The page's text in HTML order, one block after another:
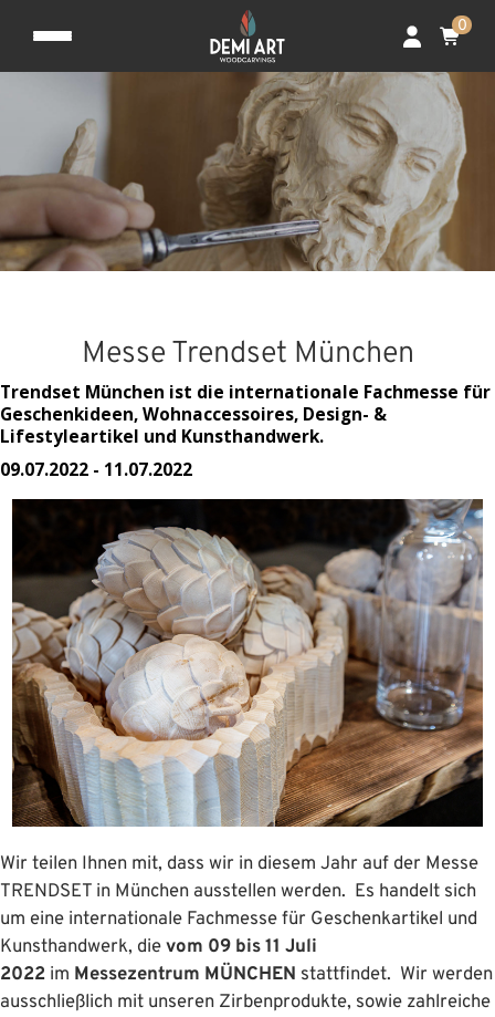
0
Messe Trendset München
Trendset München ist die internationale Fachmesse für
Geschenkideen, Wohnaccessoires, Design- &
Lifestyleartikel und Kunsthandwerk.
09.07.2022 - 11.07.2022
Wir teilen Ihnen mit, dass wir in diesem Jahr auf der Messe
TRENDSET in München ausstellen werden. Es handelt sich
um eine internationale Fachmesse für Geschenkartikel und
Kunsthandwerk, dievom 09 bis 11 Juli
2022 im Messezentrum MÜNCHEN stattfindet. Wir werden
ausschließlich mit unseren Zirbenprodukte, sowie zahlreiche